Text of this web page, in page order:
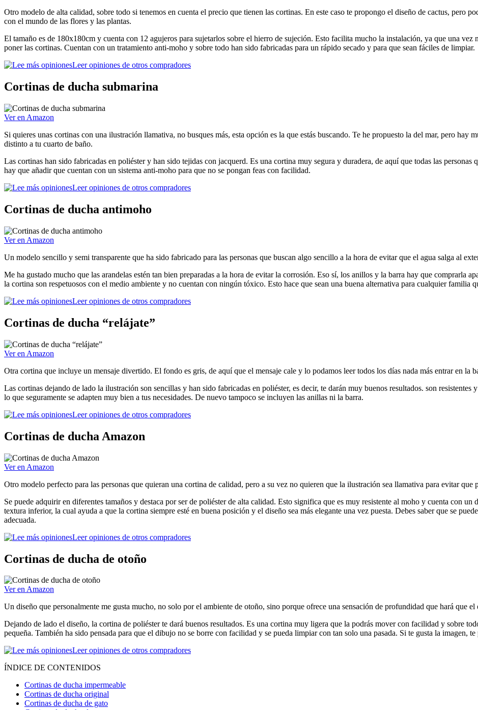
Otro modelo de alta calidad, sobre todo si tenemos en cuenta el precio que tienen las cortinas. En este caso te propongo el diseño de cactus, pero
con el mundo de las flores y las plantas.
El tamaño es de 180x180cm y cuenta con 12 agujeros para sujetarlos sobre el hierro de sujeción. Esto facilita mucho la instalación, ya que una vez
poner las cortinas. Cuentan con un tratamiento anti-moho y sobre todo han sido fabricadas para un rápido secado y para que sean fáciles de limpiar.
Leer opiniones de otros compradores
Cortinas de ducha submarina
Ver en Amazon
Si quieres unas cortinas con una ilustración llamativa, no busques más, esta opción es la que estás buscando. Te he propuesto la del mar, pero hay
distinto a tu cuarto de baño.
Las cortinas han sido fabricadas en poliéster y han sido tejidas con jacquerd. Es una cortina muy segura y duradera, de aquí que todas las
hay que añadir que cuentan con un sistema anti-moho para que no se pongan feas con facilidad.
Leer opiniones de otros compradores
Cortinas de ducha antimoho
Ver en Amazon
Un modelo sencillo y semi transparente que ha sido fabricado para las personas que buscan algo sencillo a la hora de evitar que el agua salga al
Me ha gustado mucho que las arandelas estén tan bien preparadas a la hora de evitar la corrosión. Eso sí, los anillos y la barra hay que comprarla
la cortina son respetuosos con el medio ambiente y no cuentan con ningún tóxico. Esto hace que sean una buena alternativa para cualquier familia
Leer opiniones de otros compradores
Cortinas de ducha “relájate”
Ver en Amazon
Otra cortina que incluye un mensaje divertido. El fondo es gris, de aquí que el mensaje cale y lo podamos leer todos los días nada más entrar en la
Las cortinas dejando de lado la ilustración son sencillas y han sido fabricadas en poliéster, es decir, te darán muy buenos resultados. son
lo que seguramente se adapten muy bien a tus necesidades. De nuevo tampoco se incluyen las anillas ni la barra.
Leer opiniones de otros compradores
Cortinas de ducha Amazon
Ver en Amazon
Otro modelo perfecto para las personas que quieran una cortina de calidad, pero a su vez no quieren que la ilustración sea llamativa para evitar que
Se puede adquirir en diferentes tamaños y destaca por ser de poliéster de alta calidad. Esto significa que es muy resistente al moho y cuenta con
textura inferior, la cual ayuda a que la cortina siempre esté en buena posición y el diseño sea más elegante una vez puesta. Debes saber que se
adecuada.
Leer opiniones de otros compradores
Cortinas de ducha de otoño
Ver en Amazon
Un diseño que personalmente me gusta mucho, no solo por el ambiente de otoño, sino porque ofrece una sensación de profundidad que hará que
Dejando de lado el diseño, la cortina de poliéster te dará buenos resultados. Es una cortina muy ligera que la podrás mover con facilidad y sobre
pequeña. También ha sido pensada para que el dibujo no se borre con facilidad y se pueda limpiar con tan solo una pasada. Si te gusta la imagen, te
Leer opiniones de otros compradores
ÍNDICE DE CONTENIDOS
Cortinas de ducha impermeable
Cortinas de ducha original
Cortinas de ducha de gato